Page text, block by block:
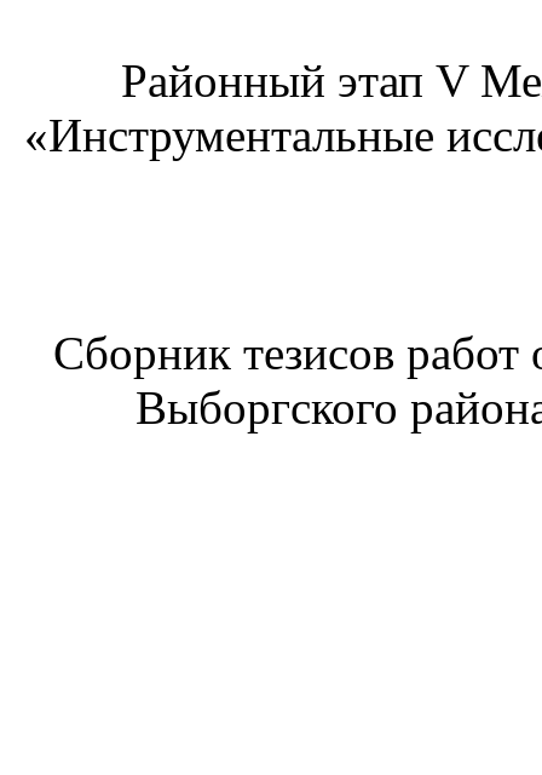
Районный этап V
«Инструментальные
Сборник тезисов
Выборгского